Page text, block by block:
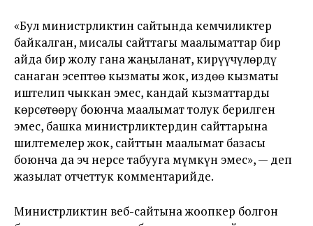
«Бул министрликтин сайтында кемчиликтер
байкалган, мисалы сайттагы маалыматтар бир
айда бир жолу гана жаңыланат, кирүүчүлөрдү
санаган эсептөө кызматы жок, издөө кызматы
иштелип чыккан эмес, кандай кызматтарды
көрсөтөөрү боюнча маалымат толук берилген
эмес, башка министрликтердин сайттарына
шилтемелер жок, сайттын маалымат базасы
боюнча да эч нерсе табууга мүмкүн эмес», — деп
жазылат отчеттук комментарийде.
Министрликтин веб-сайтына жоопкер болгон